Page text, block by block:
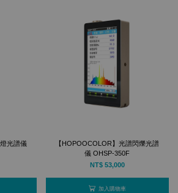
光譜儀
【HOPOOCOLOR】光譜閃爍光譜
儀 OHSP-350F
NT$ 53,000
加入購物車